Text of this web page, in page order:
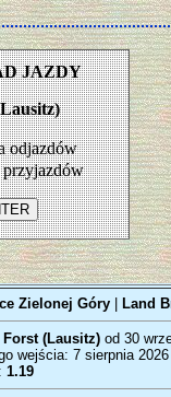
JAZDY
odjazdów
Zielonej Góry Land
Forst (Lausitz) od 30
wejścia: 7 sierpnia
1.19